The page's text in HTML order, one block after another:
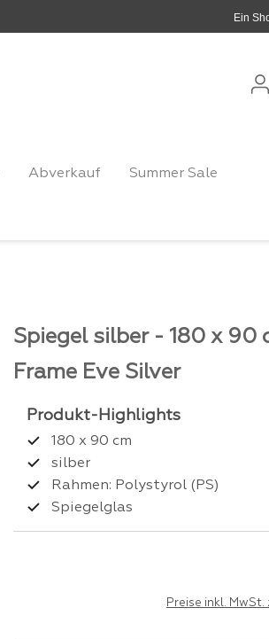
Ein
Abverkauf Summer Sale
Spiegel silber - 180 x 90
Frame Eve Silver
180 x 90 cm
silber
Rahmen: Polystyrol (PS)
Spiegelglas
Preise inkl.